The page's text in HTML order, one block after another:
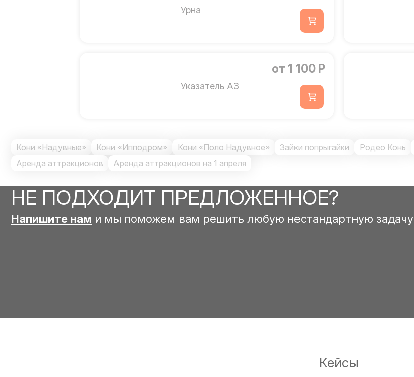
Урна
Указатель А3
от 1 100 Р
Кони «Надувные» Кони «Ипподром» Кони «Поло Надувное» Зайки попрыгайки Родео Конь
Аренда аттракционов
Аренда аттракционов на 1 апреля
НЕ ПОДХОДИТ ПРЕДЛОЖЕННОЕ?
Напишите нам и мы поможем вам решить любую нестандартную задачу
Кейсы